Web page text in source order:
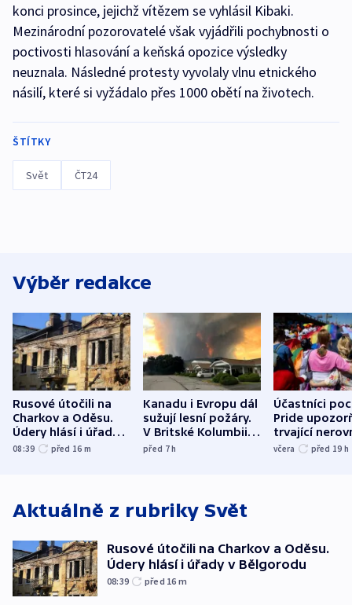
konci prosince, jejichž vítězem se vyhlásil Kibaki.
Mezinárodní pozorovatelé však vyjádřili pochybnosti o
poctivosti hlasování a keňská opozice výsledky
neuznala. Následné protesty vyvolaly vlnu etnického
násilí, které si vyžádalo přes 1000 obětí na životech.
ŠTÍTKY
Svět ČT24
Výběr redakce
Rusové útočili na
Charkov a Oděsu.
Údery hlásí i úřady v
Bělgorodu
08:39 před 16 m
Kanadu i Evropu dál
sužují lesní požáry.
V Britské Kolumbii
evakuovali tisíce lidí
před 7h
Účastníci
Pride
trvající
včera před 19 h
Aktuálně z rubriky Svět
Rusové útočili na Charkov a Oděsu.
Údery hlásí i úřady v Bělgorodu
08:39 před 16 m